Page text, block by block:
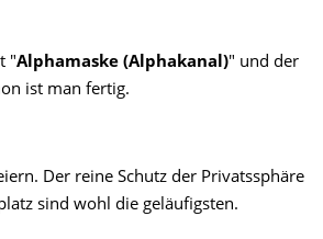
"Alphamaske (Alphakanal)" und der
ist man fertig.
Der reine Schutz der Privatssphäre
sind wohl die geläufigsten.